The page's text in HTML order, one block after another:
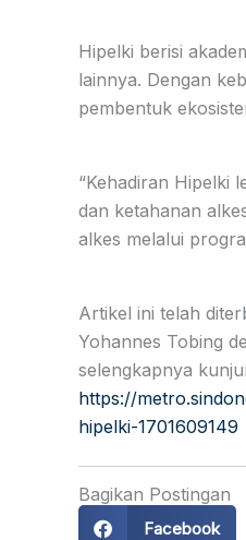
Hipelki berisi
lainnya. Dengan
pembentuk
“Kehadiran Hipelki
dan ketahanan
alkes melalui
Artikel ini telah
Yohannes Tobing
selengkapnya
https://
hipelki-1701609149
Bagikan Postingan
Facebook